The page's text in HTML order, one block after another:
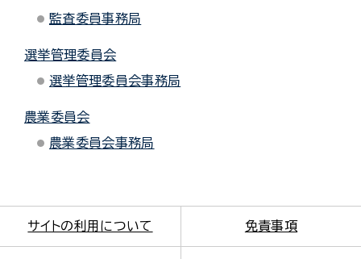
監査委員事務局
選挙管理委員会
選挙管理委員会事務局
農業委員会
農業委員会事務局
サイトの利用について 免責事項